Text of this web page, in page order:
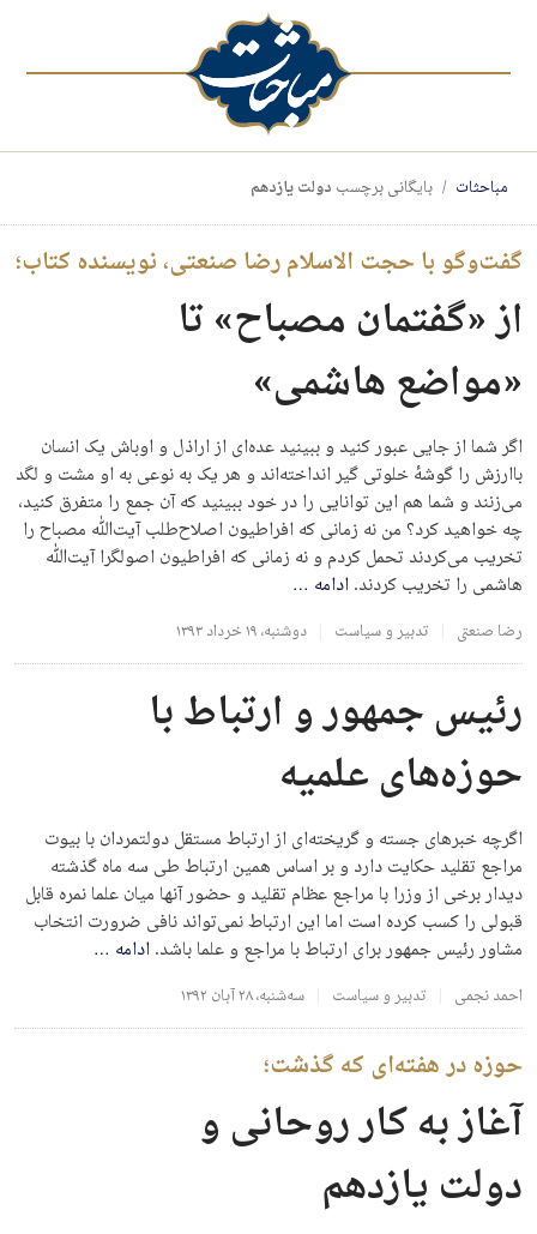
مباحثات بایگانی برچسب دولت یازدهم
گفت‌وگو با حجت الاسلام رضا صنعتی، نویسنده کتاب؛
از «گفتمان مصباح» تا
«مواضع هاشمی»
اگر شما از جایی عبور کنید و ببینید عده‌ای از اراذل و اوباش یک انسان
باارزش را گوشهٔ خلوتی گیر انداخته‌اند و هر یک به نوعی به او مشت و لگد
می‌زنند و شما هم این توانایی را در خود ببینید که آن جمع را متفرق کنید،
چه خواهید کرد؟ من نه زمانی که افراطیون اصلاح‌طلب آیت‌الله مصباح را
تخریب می‌کردند تحمل کردم و نه زمانی که افراطیون اصولگرا آیت‌الله
هاشمی را تخریب کردند.ادامه …
رضا صنعتی تدبیر و سیاست دوشنبه، ۱۹ خرداد ۱۳۹۳
رئیس جمهور و ارتباط با
حوزه‌های علمیه
اگرچه خبرهای جسته و گریخته‌ای از ارتباط مستقل دولتمردان با بیوت
مراجع تقلید حکایت دارد و بر اساس همین ارتباط طی سه ماه گذشته
دیدار برخی از وزرا با مراجع عظام تقلید و حضور آنها میان علما نمره قابل
قبولی را کسب کرده است اما این ارتباط نمی‌تواند نافی ضرورت انتخاب
مشاور رئیس جمهور برای ارتباط با مراجع و علما باشد.ادامه …
احمد نجمی تدبیر و سیاست سه‌شنبه، ۲۸ آبان ۱۳۹۲
حوزه در هفته‌ای که گذشت؛
آغاز به کار روحانی و
دولت یازدهم